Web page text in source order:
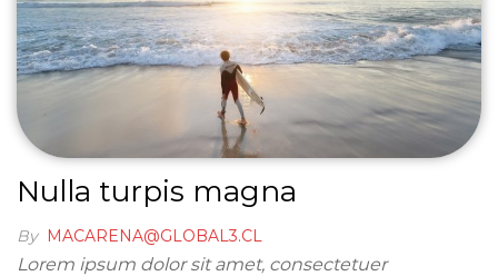
Nulla turpis magna
By MACARENA@GLOBAL3.CL
Lorem ipsum dolor sit amet, consectetuer